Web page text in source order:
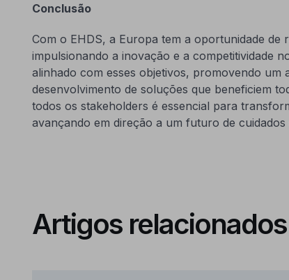
Conclusão
Com o EHDS, a Europa tem a oportunidade de
impulsionando a inovação e a competitividade
alinhado com esses objetivos, promovendo um
desenvolvimento de soluções que beneficiem
todos os stakeholders é essencial para
avançando em direção a um futuro de cuidados
Artigos relacionados